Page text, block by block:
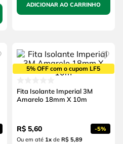
ADICIONAR AO CARRINHO
5% OFF com o cupom LF5
Fita Isolante Imperial 3M
Amarelo 18mm X 10m
R$ 5,60 -5%
Ou em até 1xde R$ 5,89